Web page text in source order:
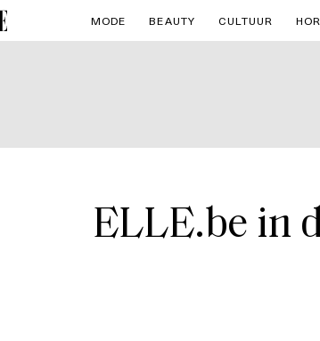
MODE BEAUTY CULTUUR
ELLE.be in